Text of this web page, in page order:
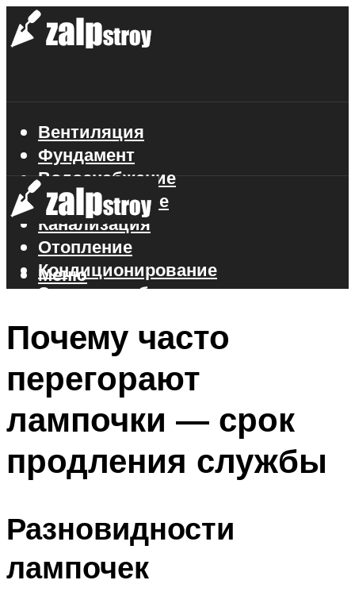
Вентиляция
Фундамент
Водоснабжение
Газоснабжение
Канализация
Отопление
Кондиционирование
Электроснабжение
Меню
Меню
Почему часто
перегорают
лампочки — срок
продления службы
Разновидности
лампочек